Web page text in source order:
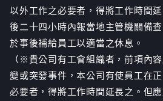
以外工作之必要者，得將工作時間
後二十四小時內報當地主管機關備
於事後補給員工以適當之休息。
（※貴公司有工會組織者，前項內
變或突發事件，本公司有使員工在
必要者，得將工作時間延長之。但